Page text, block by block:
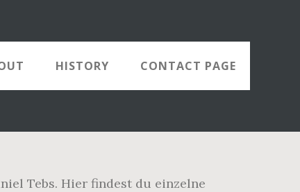
HISTORY CONTACT PAGE
Tebs. Hier findest du einzelne